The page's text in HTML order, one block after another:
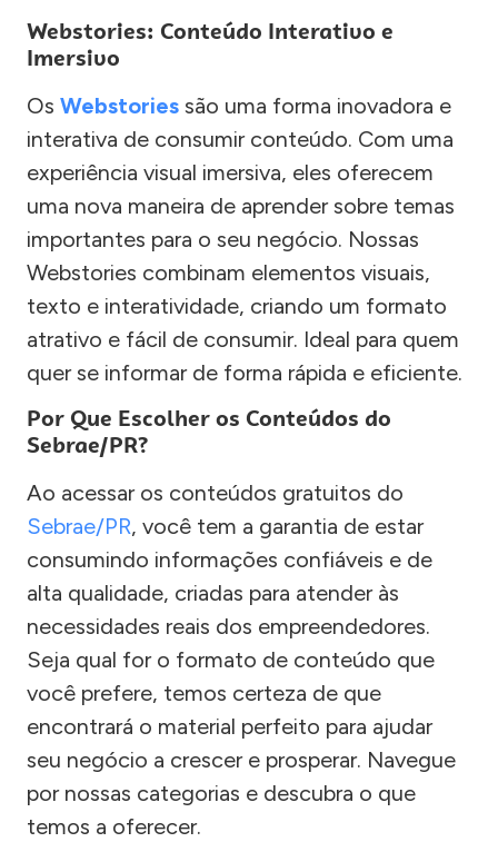
Webstories: Conteúdo Interativo e
Imersivo
Os Webstories são uma forma inovadora e
interativa de consumir conteúdo. Com uma
experiência visual imersiva, eles oferecem
uma nova maneira de aprender sobre temas
importantes para o seu negócio. Nossas
Webstories combinam elementos visuais,
texto e interatividade, criando um formato
atrativo e fácil de consumir. Ideal para quem
quer se informar de forma rápida e eficiente.
Por Que Escolher os Conteúdos do
Sebrae/PR?
Ao acessar os conteúdos gratuitos do
Sebrae/PR, você tem a garantia de estar
consumindo informações confiáveis e de
alta qualidade, criadas para atender às
necessidades reais dos empreendedores.
Seja qual for o formato de conteúdo que
você prefere, temos certeza de que
encontrará o material perfeito para ajudar
seu negócio a crescer e prosperar. Navegue
por nossas categorias e descubra o que
temos a oferecer.